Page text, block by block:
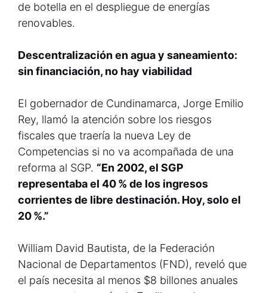
de botella en el despliegue de energías
renovables.
Descentralización en agua y saneamiento:
sin financiación, no hay viabilidad
El gobernador de Cundinamarca, Jorge Emilio
Rey, llamó la atención sobre los riesgos
fiscales que traería la nueva Ley de
Competencias si no va acompañada de una
reforma al SGP. “En 2002, el SGP
representaba el 40 % de los ingresos
corrientes de libre destinación. Hoy, solo el
20 %.”
William David Bautista, de la Federación
Nacional de Departamentos (FND), reveló que
el país necesita al menos $8 billones anuales